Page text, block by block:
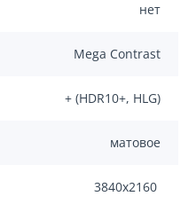
нет
Mega Contrast
+ (HDR10+, HLG)
матовое
3840x2160